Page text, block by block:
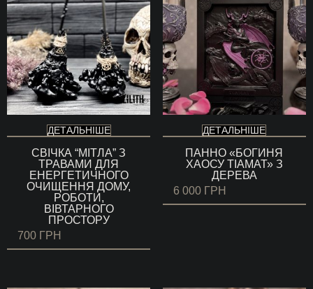
ДЕТАЛЬНІШЕ
СВІЧКА “МІТЛА” З
ТРАВАМИ ДЛЯ
ЕНЕРГЕТИЧНОГО
ОЧИЩЕННЯ ДОМУ,
РОБОТИ,
ВІВТАРНОГО
ПРОСТОРУ
700 ГРН
ДЕТАЛЬНІШЕ
ПАННО «БОГИНЯ
ХАОСУ ТІАМАТ» З
ДЕРЕВА
6 000 ГРН